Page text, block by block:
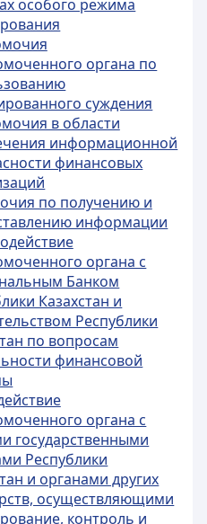
особого режима
органа по
суждения
в области
информационной
финансовых
по получению и
информации
органа с
Банком
Казахстан и
Республики
по вопросам
финансовой
органа с
государственными
Республики
и органами других
осуществляющими
контроль и